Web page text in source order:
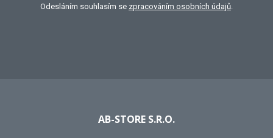
Odesláním souhlasím se zpracováním osobních údajů
AB-STORE S.R.O.